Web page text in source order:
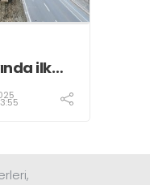
ilk